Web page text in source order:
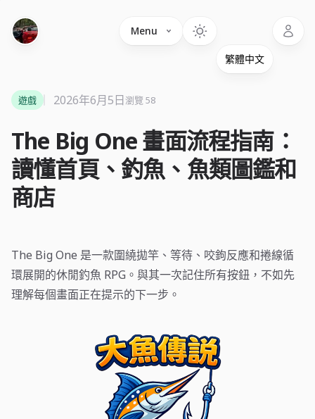
Menu
The Big One 畫面流程指南：
讀懂首頁、釣魚、魚類圖鑑和
商店
遊戲 2026年6月5日瀏覽 58
The Big One 是一款圍繞拋竿、等待、咬鉤反應和捲線循
環展開的休閒釣魚 RPG。與其一次記住所有按鈕，不如先
理解每個畫面正在提示的下一步。